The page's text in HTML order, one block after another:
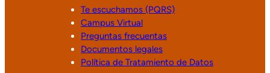
Te escuchamos (PQRS)
Campus Virtual
Preguntas frecuentas
Documentos legales
Política de Tratamiento de Datos